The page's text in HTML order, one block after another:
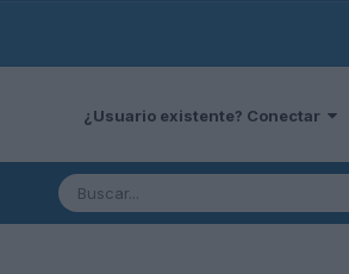
¿Usuario existente? Conectar